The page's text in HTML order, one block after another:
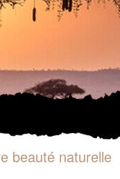
beauté naturelle